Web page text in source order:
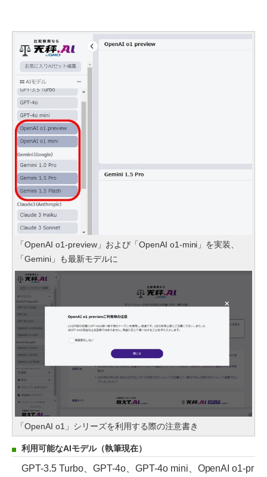
「OpenAI o1-preview」および「OpenAI o1-mini」を実装、
「Gemini」も最新モデルに
「OpenAI o1」シリーズを利用する際の注意書き
利用可能なAIモデル（執筆現在）
GPT-3.5 Turbo、GPT-4o、GPT-4o mini、OpenAI o1-pr